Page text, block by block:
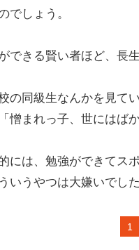
でしょう。
できる賢い者ほど、長
の同級生なんかを見て
憎まれっ子、世にはば
には、勉強ができてス
いうやつは大嫌いでし
1